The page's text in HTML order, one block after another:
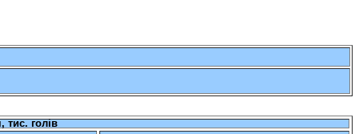
, тис.голів